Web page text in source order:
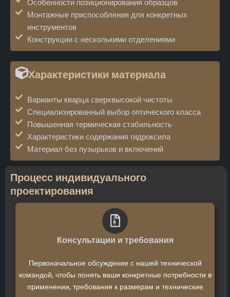
Особенности позиционирования образцов
Монтажные приспособления для конкретных
инструментов
Конструкции с несколькими отделениями
Характеристики материала
Варианты кварца сверхвысокой чистоты
Специализированный выбор оптического класса
Повышенная термическая стабильность
Характеристики содержания гидроксила
Материал без пузырьков и включений
Процесс индивидуального
проектирования
Консультации и требования
Первоначальное обсуждение с нашей технической
командой, чтобы понять ваши конкретные потребности в
применении, требования к размерам и технические